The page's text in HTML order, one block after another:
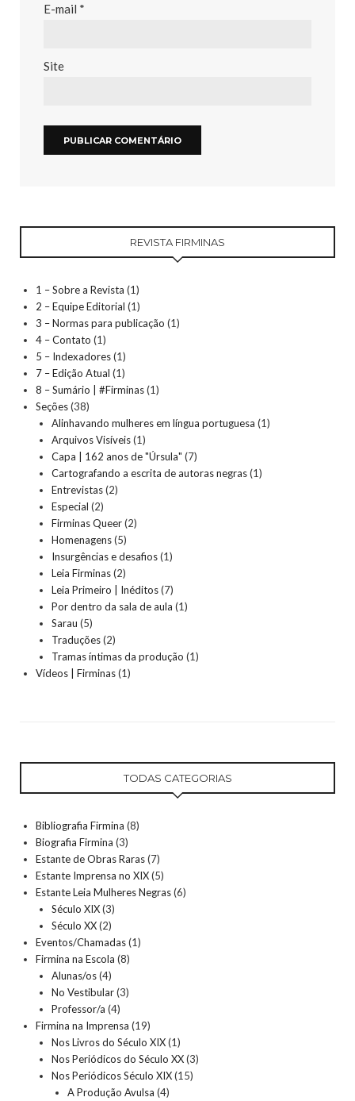
E-mail *
Site
REVISTA FIRMINAS
1 – Sobre a Revista (1)
2 – Equipe Editorial (1)
3 – Normas para publicação (1)
4 – Contato (1)
5 – Indexadores(1)
7 – Edição Atual (1)
8 – Sumário | #Firminas(1)
Seções(38)
Alinhavando mulheres em língua portuguesa (1)
Arquivos Visíveis(1)
Capa | 162 anos de "Úrsula" (7)
Cartografando a escrita de autoras negras(1)
Entrevistas(2)
Especial (2)
Firminas Queer(2)
Homenagens(5)
Insurgências e desafios(1)
Leia Firminas(2)
Leia Primeiro | Inéditos(7)
Por dentro da sala de aula (1)
Sarau (5)
Traduções(2)
Tramas íntimas da produção (1)
Vídeos | Firminas(1)
TODAS CATEGORIAS
Bibliografia Firmina (8)
Biografia Firmina (3)
Estante de Obras Raras(7)
Estante Imprensa no XIX(5)
Estante Leia Mulheres Negras(6)
Século XIX(3)
Século XX(2)
Eventos/Chamadas(1)
Firmina na Escola (8)
Alunas/os(4)
No Vestibular(3)
Professor/a (4)
Firmina na Imprensa (19)
Nos Livros do Século XIX(1)
Nos Periódicos do Século XX(3)
Nos Periódicos Século XIX(15)
A Produção Avulsa (4)